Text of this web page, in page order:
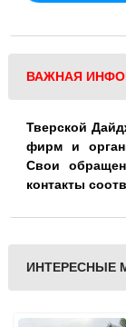
ВАЖНАЯ
Тверской
фирм и
Свои
контакты
ИНТЕРЕСНЫЕ